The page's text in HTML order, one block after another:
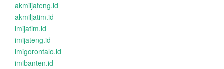
akmiljateng.id
akmiljatim.id
imijatim.id
imijateng.id
imigorontalo.id
imibanten.id